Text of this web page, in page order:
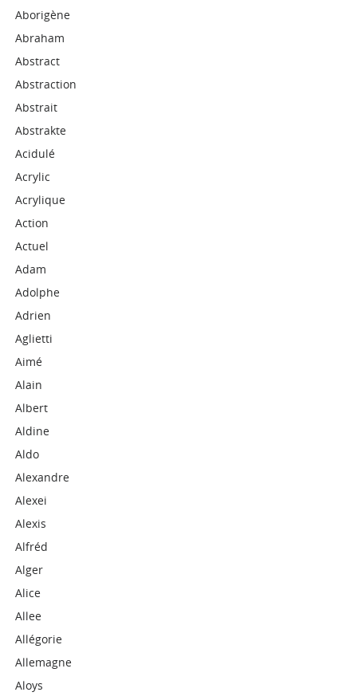
Aborigène
Abraham
Abstract
Abstraction
Abstrait
Abstrakte
Acidulé
Acrylic
Acrylique
Action
Actuel
Adam
Adolphe
Adrien
Aglietti
Aimé
Alain
Albert
Aldine
Aldo
Alexandre
Alexei
Alexis
Alfréd
Alger
Alice
Allee
Allégorie
Allemagne
Aloys